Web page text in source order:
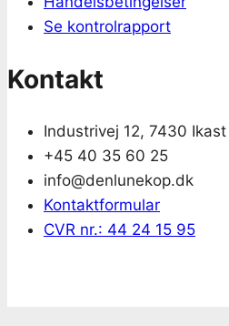
Se kontrolrapport
Kontakt
Industrivej 12, 7430 Ikast
+45 40 35 60 25
info@denlunekop.dk
Kontaktformular
CVR nr.: 44 24 15 95